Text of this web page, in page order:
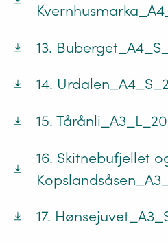
13.
14.
15.
16. Skitnebufjellet
17.